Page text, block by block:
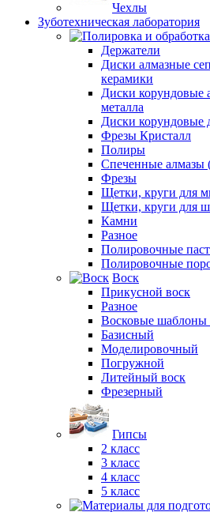
Чехлы
Зуботехническая лаборатория
Держатели
Диски алмазные
керамики
Диски корундовые
металла
Диски корундовые
Фрезы Кристалл
Полиры
Спеченные алмазы
Фрезы
Щетки, круги для
Щетки, круги для
Камни
Разное
Полировочные
Полировочные
Воск
Прикусной воск
Разное
Восковые шаблоны
Базисный
Моделировочный
Погружной
Литейный воск
Фрезерный
Гипсы
2 класс
3 класс
4 класс
5 класс